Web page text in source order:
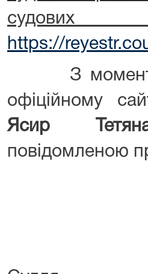
https://
З моменту
офіційному
Ясир
повідомленою